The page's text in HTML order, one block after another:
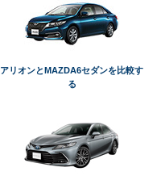
アリオンとMAZDA6セダンを比較す
る